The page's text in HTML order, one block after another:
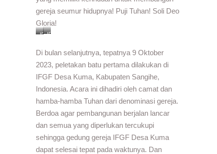
gereja seumur hidupnya! Puji Tuhan! Soli Deo
Gloria!
IFGFIFGF
Di bulan selanjutnya, tepatnya 9 Oktober
2023, peletakan batu pertama dilakukan di
IFGF Desa Kuma, Kabupaten Sangihe,
Indonesia. Acara ini dihadiri oleh camat dan
hamba-hamba Tuhan dari denominasi gereja.
Berdoa agar pembangunan berjalan lancar
dan semua yang diperlukan tercukupi
sehingga gedung gereja IFGF Desa Kuma
dapat selesai tepat pada waktunya. Dan